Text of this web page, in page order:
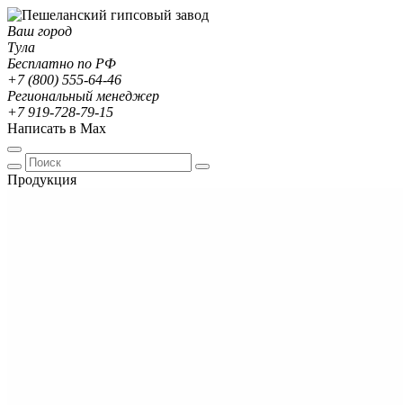
Ваш город
Тула
Бесплатно по РФ
+7 (800) 555-64-46
Региональный менеджер
+7 919-728-79-15
Написать в Max
Продукция